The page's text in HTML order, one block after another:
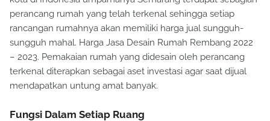
perancang rumah yang telah terkenal sehingga setiap
rancangan rumahnya akan memiliki harga jual sungguh-
sungguh mahal. Harga Jasa Desain Rumah Rembang 2022
– 2023. Pemakaian rumah yang didesain oleh perancang
terkenal diterapkan sebagai aset investasi agar saat dijual
mendapatkan untung amat banyak.
Fungsi Dalam Setiap Ruang